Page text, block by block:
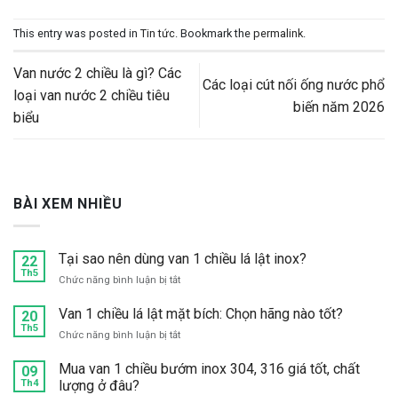
BÀI XEM NHIỀU
22
Th5
Tại sao nên dùng van 1 chiều lá lật inox?
Chức năng bình luận bị tắtở
sao
nên
dùng
1
20
Th5
Van 1 chiều lá lật mặt bích: Chọn hãng nào tốt?
Chức năng bình luận bị tắtở
1
09
Th4
Mua van 1 chiều bướm inox 304, 316 giá tốt, chất
lượng ở đâu?
This entry was posted in Tin tức. Bookmark the permalink.
Van nước 2 chiều là gì? Các
loại van nước 2 chiều tiêu
biểu
Các loại cút nối ống nước phổ
biến năm 2026